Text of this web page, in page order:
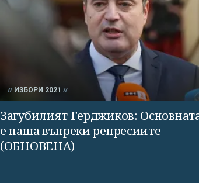
ИЗБОРИ 2021
Загубилият Герджиков:
е наша въпреки репресиите
(ОБНОВЕНА)